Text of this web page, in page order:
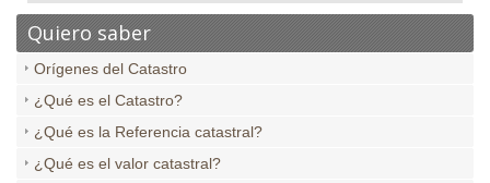
Quiero saber
Orígenes del Catastro
¿Qué es el Catastro?
¿Qué es la Referencia catastral?
¿Qué es el valor catastral?